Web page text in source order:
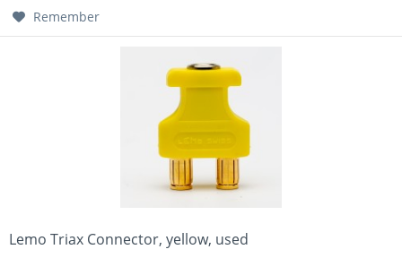
Remember
Lemo Triax Connector, yellow, used